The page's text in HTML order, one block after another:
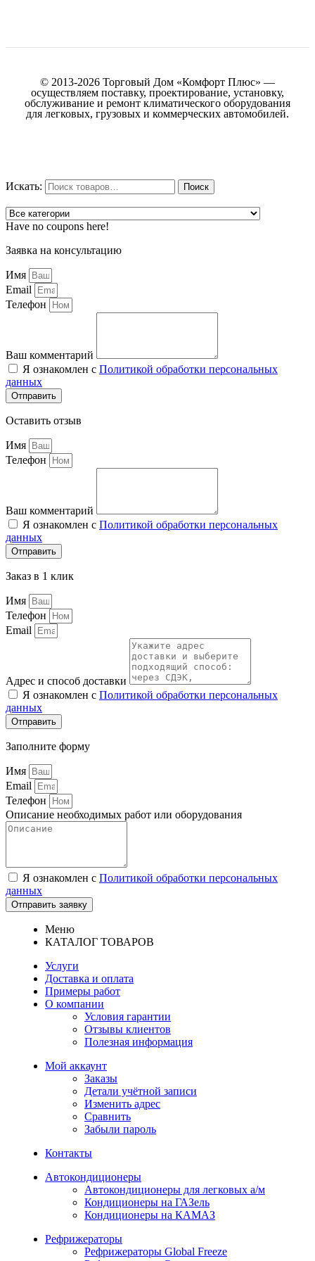
© 2013-2026 Торговый Дом «Комфорт Плюс» —
осуществляем поставку, проектирование, установку,
обслуживание и ремонт климатического оборудования
для легковых, грузовых и коммерческих автомобилей.
Искать: Поиск
Have no coupons here!
Заявка на консультацию
Имя
Email
Телефон
Ваш комментарий
Я ознакомлен с Политикой обработки персональных
данных
Отправить
Оставить отзыв
Имя
Телефон
Ваш комментарий
Я ознакомлен с Политикой обработки персональных
данных
Отправить
Заказ в 1 клик
Имя
Телефон
Email
Адрес и способ доставки
Я ознакомлен с Политикой обработки персональных
данных
Отправить
Заполните форму
Имя
Email
Телефон
Описание необходимых работ или оборудования
Я ознакомлен с Политикой обработки персональных
данных
Отправить заявку
Меню
КАТАЛОГ ТОВАРОВ
Услуги
Доставка и оплата
Примеры работ
О компании
Условия гарантии
Отзывы клиентов
Полезная информация
Мой аккаунт
Заказы
Детали учётной записи
Изменить адрес
Сравнить
Забыли пароль
Контакты
Автокондиционеры
Автокондиционеры для легковых а/м
Кондиционеры на ГАЗель
Кондиционеры на КАМАЗ
Рефрижераторы
Рефрижераторы Global Freeze